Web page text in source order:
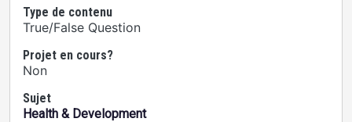
Type de contenu
True/False Question
Projet en cours?
Non
Sujet
Health & Development